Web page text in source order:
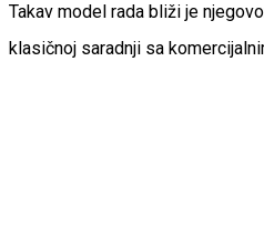
Takav model rada bliži je
klasičnoj saradnji sa